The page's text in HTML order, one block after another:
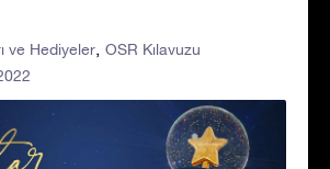
ve Hediyeler OSR Kılavuzu